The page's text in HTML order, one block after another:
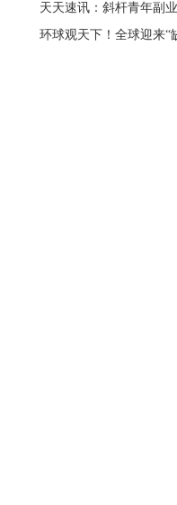
天天速讯：斜杆青年副
环球观天下！全球迎来“